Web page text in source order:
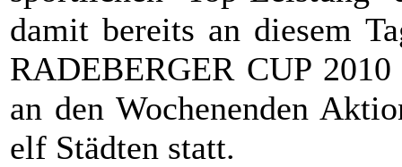
damit bereits an diesem
RADEBERGER CUP
an den Wochenenden
elf Städten statt.